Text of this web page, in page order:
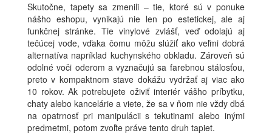
Skutočne, tapety sa zmenili – tie, ktoré sú v ponuke
nášho eshopu, vynikajú nie len po estetickej, ale aj
funkčnej stránke. Tie vinylové zvlášť, veď odolajú aj
tečúcej vode, vďaka čomu môžu slúžiť ako veľmi dobrá
alternatíva napríklad kuchynského obkladu. Zároveň sú
odolné voči oderom a vyznačujú sa farebnou stálosťou,
preto v kompaktnom stave dokážu vydržať aj viac ako
10 rokov. Ak potrebujete oživiť interiér vášho príbytku,
chaty alebo kancelárie a viete, že sa v ňom nie vždy dbá
na opatrnosť pri manipulácii s tekutinami alebo inými
predmetmi, potom zvoľte práve tento druh tapiet.